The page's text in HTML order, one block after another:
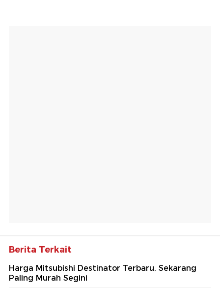
Berita Terkait
Harga Mitsubishi Destinator Terbaru, Sekarang
Paling Murah Segini